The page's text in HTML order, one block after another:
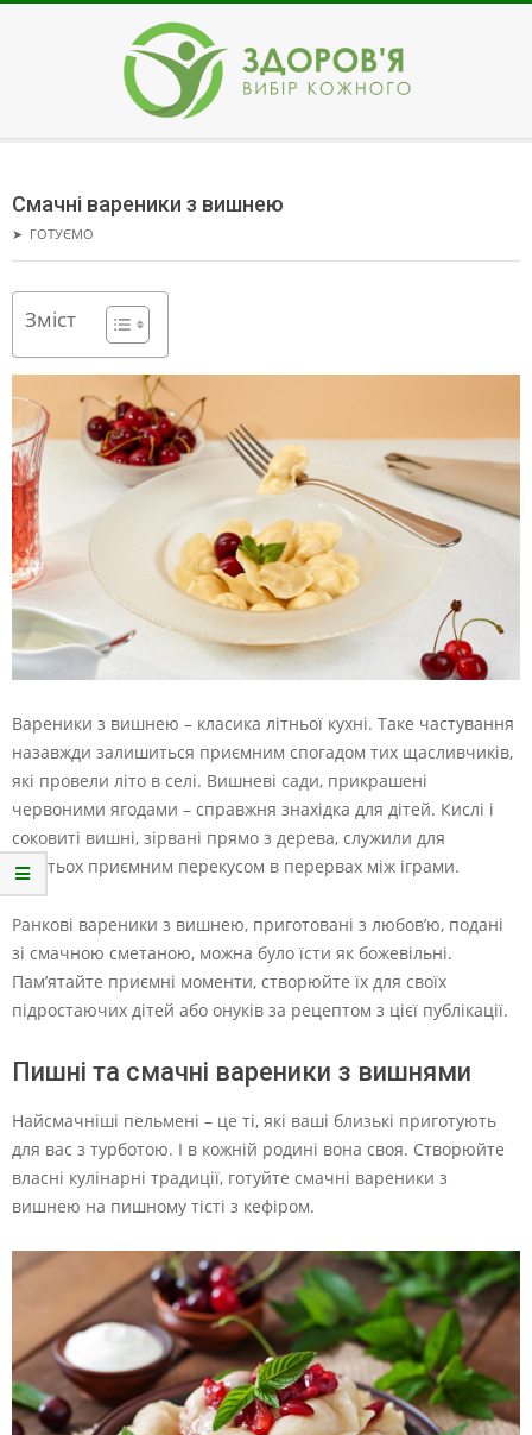
ЗДОРОВ'Я
Menu
Смачні вареники з вишнею
➤ ГОТУЄМО
Зміст
Вареники з вишнею – класика літньої кухні. Таке частування
назавжди залишиться приємним спогадом тих щасливчиків,
які провели літо в селі. Вишневі сади, прикрашені
червоними ягодами – справжня знахідка для дітей. Кислі і
соковиті вишні, зірвані прямо з дерева, служили для
багатьох приємним перекусом в перервах між іграми.
Ранкові вареники з вишнею, приготовані з любов’ю, подані
зі смачною сметаною, можна було їсти як божевільні.
Пам’ятайте приємні моменти, створюйте їх для своїх
підростаючих дітей або онуків за рецептом з цієї публікації.
Пишні та смачні вареники з вишнями
Найсмачніші пельмені – це ті, які ваші близькі приготують
для вас з турботою. І в кожній родині вона своя. Створюйте
власні кулінарні традиції, готуйте смачні вареники з
вишнею на пишному тісті з кефіром.